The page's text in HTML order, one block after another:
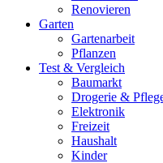
Renovieren
Garten
Gartenarbeit
Pflanzen
Test & Vergleich
Baumarkt
Drogerie &
Elektronik
Freizeit
Haushalt
Kinder